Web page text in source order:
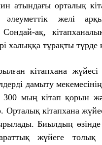
атындағы орталық
желі
ақ,
халыққа тұрақты түрде
кітапхана
дамыту
мың кітап қорын
Орталық кітапхана
Биылдың
жүйеге толық